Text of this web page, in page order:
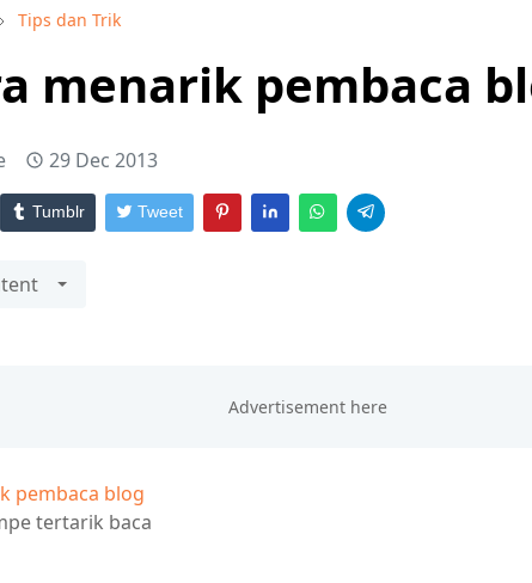
Tips dan Trik
menarik pembaca
29 Dec 2013
Tumblr Tweet
tertarik baca